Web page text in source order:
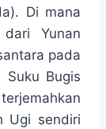
Di mana
dari Yunan
pada
Bugis
Ugi sendiri